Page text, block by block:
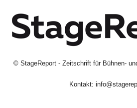
© StageReport - Zeitschrift für Bühnen-
Kontakt: